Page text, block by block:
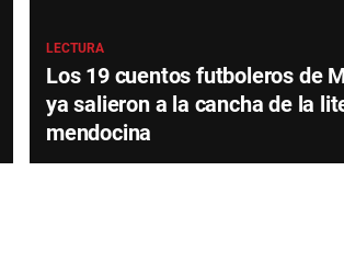
LECTURA
Los 19 cuentos futboleros de
ya salieron a la cancha de la
mendocina